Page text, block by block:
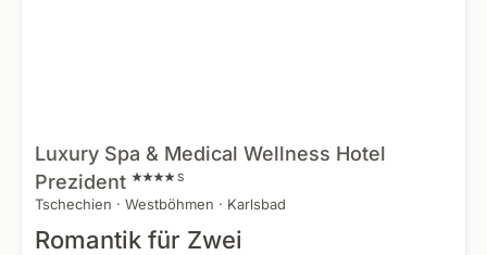
Luxury Spa & Medical Wellness Hotel
Prezident
S
Tschechien · Westböhmen · Karlsbad
Romantik für Zwei